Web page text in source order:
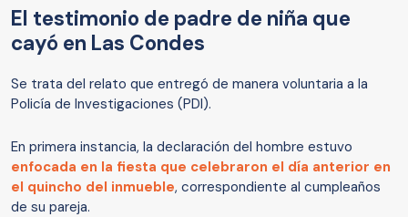
El testimonio de padre de niña que
cayó en Las Condes
Se trata del relato que entregó de manera voluntaria a la
Policía de Investigaciones (PDI).
En primera instancia, la declaración del hombre estuvo
enfocada en la fiesta que celebraron el día anterior en
el quincho del inmueble, correspondiente al cumpleaños
de su pareja.